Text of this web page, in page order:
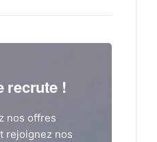
recrute !
nos offres
rejoignez nos